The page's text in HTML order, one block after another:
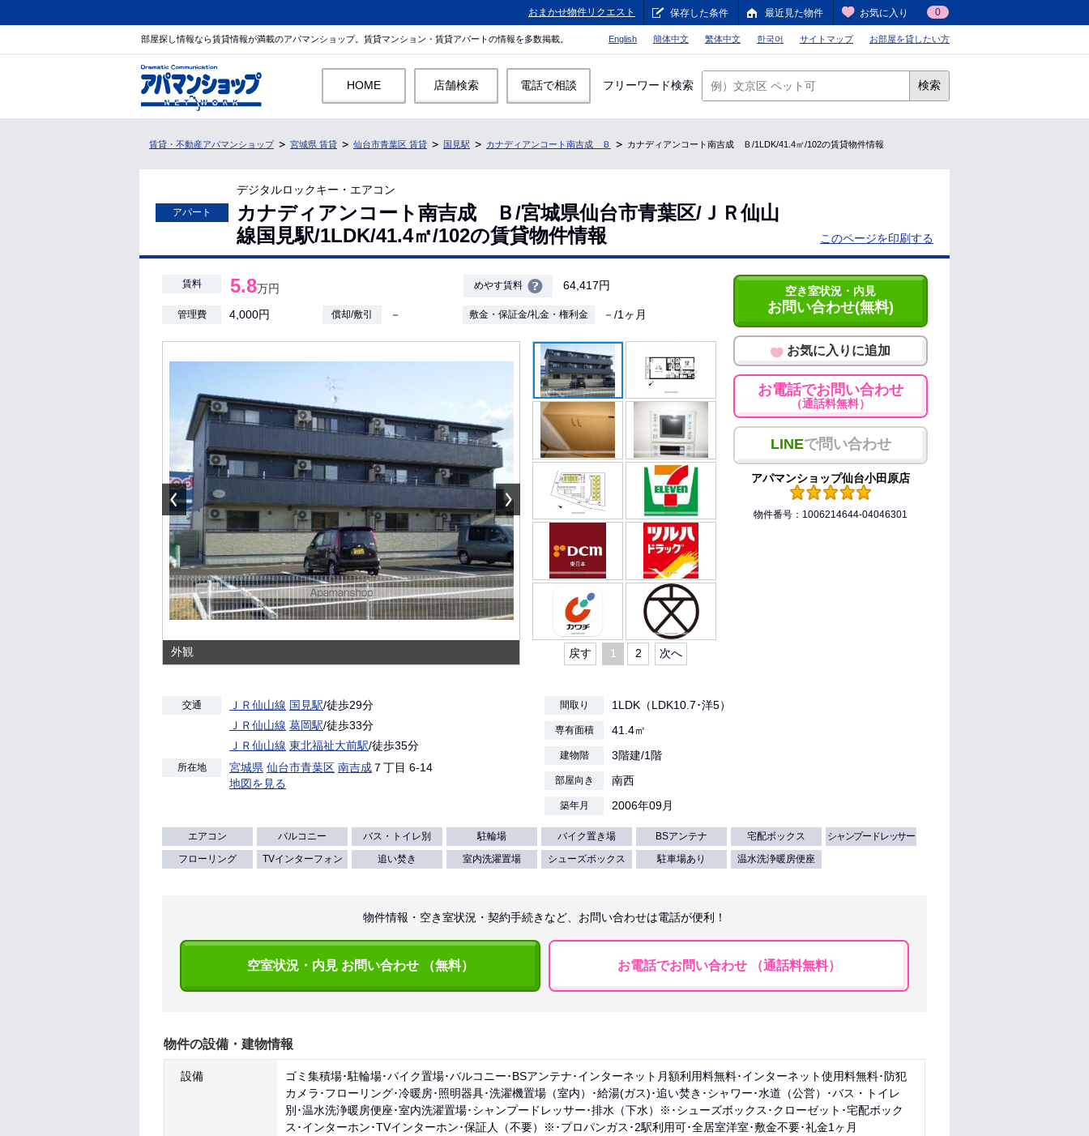
おまかせ物件リクエスト 保存した条件 最近見た物件 お気に入り 0
部屋探し情報なら賃貸情報が満載のアパマンショップ。賃貸マンション・賃貸アパートの情報を多数掲載。 English 簡体中文 繁体中文 한국어 サイトマップ お部屋を貸したい方
HOME 店舗検索 電話で相談 フリーワード検索 検索
賃貸・不動産アパマンショップ 宮城県 賃貸 仙台市青葉区 賃貸 国見駅 カナディアンコート南吉成 Ｂ カナディアンコート南吉成 Ｂ/1LDK/41.4㎡/102の賃貸物件情報
アパート
デジタルロックキー・エアコン
カナディアンコート南吉成 Ｂ/宮城県仙台市青葉区/ＪＲ仙山
線国見駅/1LDK/41.4㎡/102の賃貸物件情報
このページを印刷する
賃料 5.8万円 めやす賃料 64,417円
管理費 4,000円 償却/敷引 － 敷金・保証金/礼金・権利金 －/1ヶ月
外観 戻す 1 2 次へ
空き室状況・内見
お問い合わせ(無料)
お気に入りに追加
お電話でお問い合わせ
（通話料無料）
LINEで問い合わせ
アパマンショップ仙台小田原店
物件番号：1006214644-04046301
交通 ＪＲ仙山線 国見駅/徒歩29分
ＪＲ仙山線 葛岡駅/徒歩33分
ＪＲ仙山線 東北福祉大前駅/徒歩35分
所在地 宮城県 仙台市青葉区 南吉成 ７丁目 6-14
地図を見る
間取り 1LDK（LDK10.7･洋5）
専有面積 41.4㎡
建物階 3階建/1階
部屋向き 南西
築年月 2006年09月
エアコン バルコニー バス・トイレ別 駐輪場 バイク置き場 BSアンテナ 宅配ボックス
シャンプードレッサー
フローリング
TVインターフォン 追い焚き 室内洗濯置場 シューズボックス 駐車場あり 温水洗浄暖房便座
物件情報・空き室状況・契約手続きなど、お問い合わせは電話が便利！
空室状況・内見 お問い合わせ （無料） お電話でお問い合わせ （通話料無料）
物件の設備・建物情報
設備
ゴミ集積場･駐輪場･バイク置場･バルコニー･BSアンテナ･インターネット月額利用料無料･インターネット使用料無料･防犯
カメラ･フローリング･冷暖房･照明器具･洗濯機置場（室内）･給湯(ガス)･追い焚き･シャワー･水道（公営）･バス・トイレ
別･温水洗浄暖房便座･室内洗濯置場･シャンプードレッサー･排水（下水）※･シューズボックス･クローゼット･宅配ボック
ス･インターホン･TVインターホン･保証人（不要）※･プロパンガス･2駅利用可･全居室洋室･敷金不要･礼金1ヶ月